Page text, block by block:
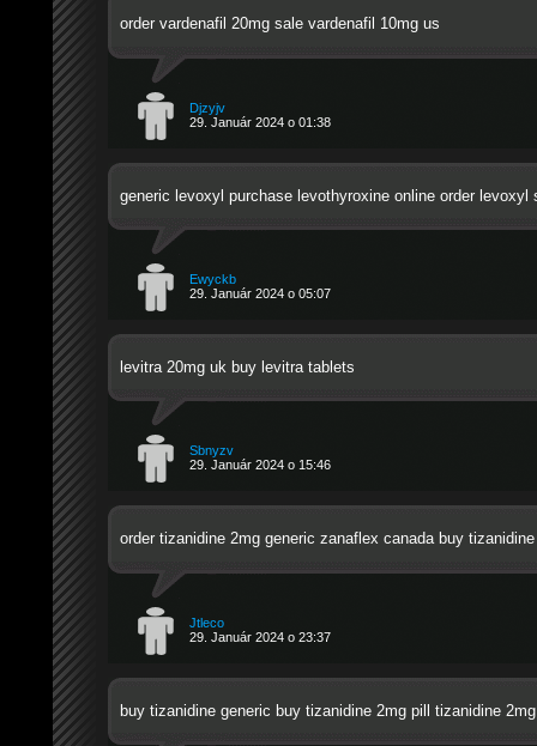
order vardenafil 20mg sale vardenafil 10mg us
Djzyjv
29. Január 2024 o 01:38
generic levoxyl purchase levothyroxine onlineorder levoxyl
Ewyckb
29. Január 2024 o 05:07
levitra 20mg uk buy levitra tablets
Sbnyzv
29. Január 2024 o 15:46
order tizanidine 2mg generic zanaflex canadabuy tizanidine
Jtleco
29. Január 2024 o 23:37
buy tizanidine generic buy tizanidine 2mg pill tizanidine